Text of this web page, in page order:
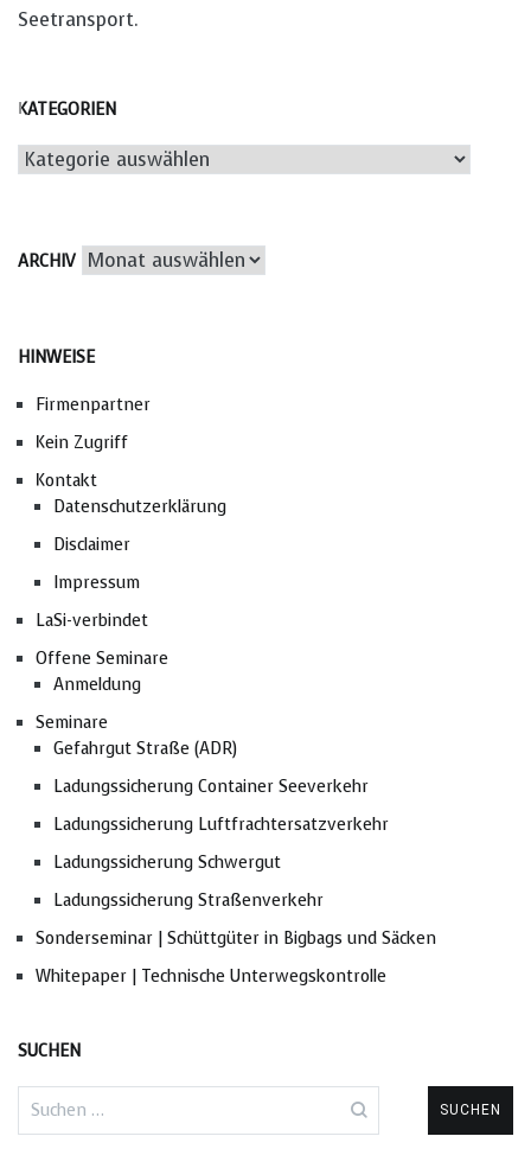
Seetransport.
KATEGORIEN
Kategorien
ARCHIV Archiv
HINWEISE
Firmenpartner
Kein Zugriff
Kontakt
Datenschutzerklärung
Disclaimer
Impressum
LaSi-verbindet
Offene Seminare
Anmeldung
Seminare
Gefahrgut Straße (ADR)
Ladungssicherung Container Seeverkehr
Ladungssicherung Luftfrachtersatzverkehr
Ladungssicherung Schwergut
Ladungssicherung Straßenverkehr
Sonderseminar | Schüttgüter in Bigbags und Säcken
Whitepaper | Technische Unterwegskontrolle
SUCHEN
Suchen
nach: